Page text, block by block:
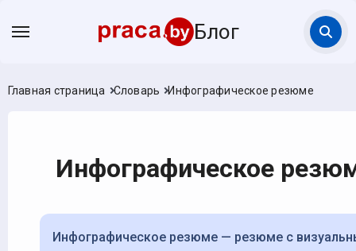
Блог
Главная страница Словарь Инфографическое резюме
Инфографическое
Инфографическое резюме — резюме с визуальными